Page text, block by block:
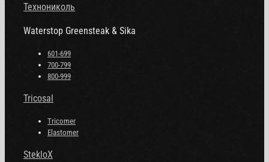
Технониколь
Waterstop Greensteak & Sika
601-699
700-799
800-999
Tricosal
Tricomer
Elastomer
StekloX